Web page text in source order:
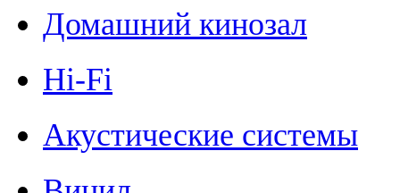
Домашний кинозал
Hi-Fi
Акустические системы